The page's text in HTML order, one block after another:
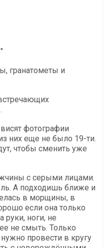
гранатометы и
фотографии
них еще не было 19-ти.
чтобы сменить уже
с серыми лицами.
А подходишь ближе и
в морщины, в
если она только
руки, ноги, не
не смыть. Только
провести в кругу